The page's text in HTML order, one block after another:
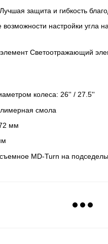
защита и гибкость
настройки угла
Светоотражающий
колеса: 26'' / 27.5''
смола
мм
MD-Turn на